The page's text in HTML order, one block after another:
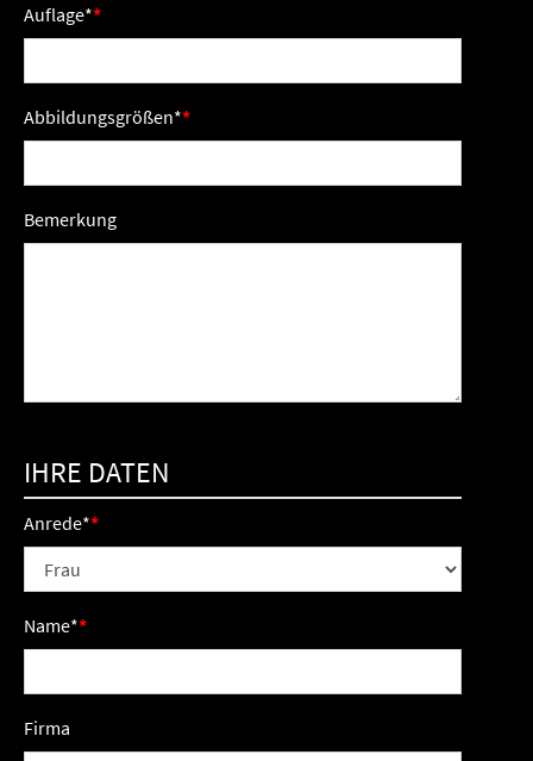
Auflage*
Abbildungsgrößen*
Bemerkung
IHRE DATEN
Anrede*
Name*
Firma